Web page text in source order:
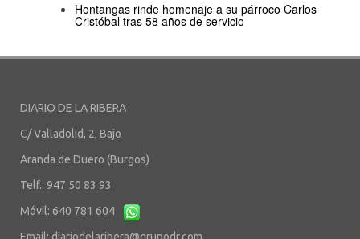
Hontangas rinde homenaje a su párroco Carlos
Cristóbal tras 58 años de servicio
DIARIO DE LA RIBERA
C/ Valladolid, 2, Bajo
Aranda de Duero (Burgos)
Telf.: 947 50 83 93
Móvil: 640 781 604